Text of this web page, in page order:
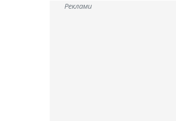
Реклами